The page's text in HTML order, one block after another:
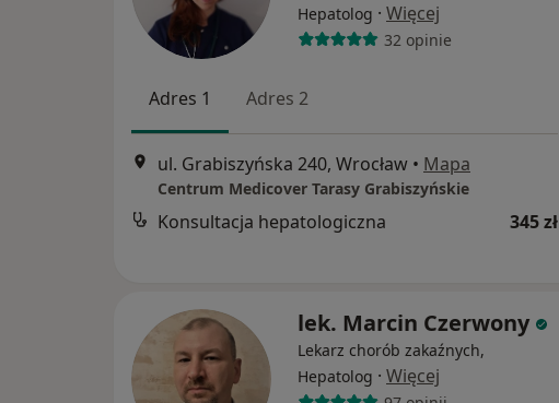
Hepatolog · Więcej
32 opinie
Adres 1 Adres 2
ul. Grabiszyńska 240, Wrocław • Mapa
Centrum Medicover Tarasy Grabiszyńskie
Konsultacja hepatologiczna 345 zł
lek. Marcin Czerwony
Lekarz chorób zakaźnych,
Hepatolog · Więcej